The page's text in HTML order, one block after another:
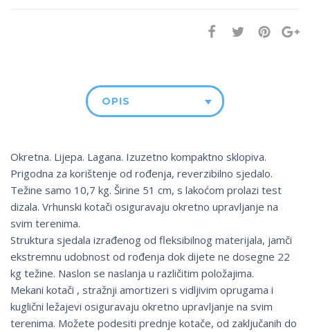
OPIS
Okretna. Lijepa. Lagana. Izuzetno kompaktno sklopiva.
Prigodna za korištenje od rođenja, reverzibilno sjedalo.
Težine samo 10,7 kg. Širine 51 cm, s lakoćom prolazi test
dizala. Vrhunski kotači osiguravaju okretno upravljanje na
svim terenima.
Struktura sjedala izrađenog od fleksibilnog materijala, jamči
ekstremnu udobnost od rođenja dok dijete ne dosegne 22
kg težine. Naslon se naslanja u različitim položajima.
Mekani kotači , stražnji amortizeri s vidljivim oprugama i
kuglični ležajevi osiguravaju okretno upravljanje na svim
terenima. Možete podesiti prednje kotače, od zaključanih do